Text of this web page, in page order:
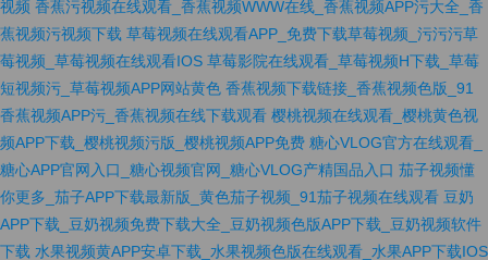
视频 香蕉污视频在线观看_香蕉视频WWW在线_香蕉视频APP污大全_香
蕉视频污视频下载 草莓视频在线观看APP_免费下载草莓视频_污污污草
莓视频_草莓视频在线观看IOS 草莓影院在线观看_草莓视频H下载_草莓
短视频污_草莓视频APP网站黄色 香蕉视频下载链接_香蕉视频色版_91
香蕉视频APP污_香蕉视频在线下载观看 樱桃视频在线观看_樱桃黄色视
频APP下载_樱桃视频污版_樱桃视频APP免费 糖心VLOG官方在线观看_
糖心APP官网入口_糖心视频官网_糖心VLOG产精国品入口 茄子视频懂
你更多_茄子APP下载最新版_黄色茄子视频_91茄子视频在线观看 豆奶
APP下载_豆奶视频免费下载大全_豆奶视频色版APP下载_豆奶视频软件
下载 水果视频黄APP安卓下载_水果视频色版在线观看_水果APP下载IOS